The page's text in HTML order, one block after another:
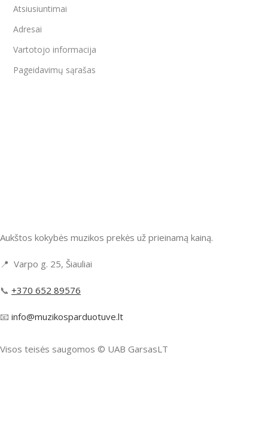
Atsiusiuntimai
Adresai
Vartotojo informacija
Pageidavimų sąrašas
Aukštos kokybės muzikos prekės už prieinamą kainą.
📍 Varpo g. 25, Šiauliai
📞 +370 652 89576
📧 info@muzikosparduotuve.lt
Visos teisės saugomos ©️ UAB GarsasLT